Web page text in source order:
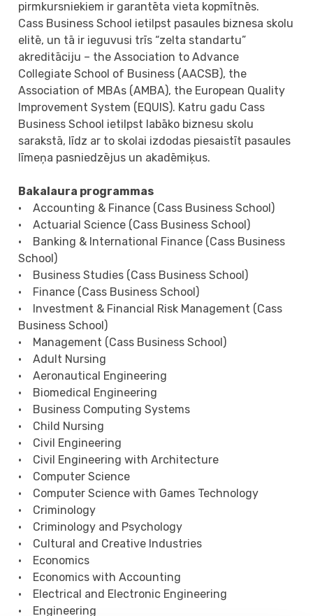
pirmkursniekiem ir garantēta vieta kopmītnēs.
Cass Business School ietilpst pasaules biznesa skolu
elitē, un tā ir ieguvusi trīs “zelta standartu”
akreditāciju – the Association to Advance
Collegiate School of Business (AACSB), the
Association of MBAs (AMBA), the European Quality
Improvement System (EQUIS). Katru gadu Cass
Business School ietilpst labāko biznesu skolu
sarakstā, līdz ar to skolai izdodas piesaistīt pasaules
līmeņa pasniedzējus un akadēmiķus.
Bakalaura programmas
• Accounting & Finance (Cass Business School)
• Actuarial Science (Cass Business School)
• Banking & International Finance (Cass Business
School)
• Business Studies (Cass Business School)
• Finance (Cass Business School)
• Investment & Financial Risk Management (Cass
Business School)
• Management (Cass Business School)
• Adult Nursing
• Aeronautical Engineering
• Biomedical Engineering
• Business Computing Systems
• Child Nursing
• Civil Engineering
• Civil Engineering with Architecture
• Computer Science
• Computer Science with Games Technology
• Criminology
• Criminology and Psychology
• Cultural and Creative Industries
• Economics
• Economics with Accounting
• Electrical and Electronic Engineering
• Engineering